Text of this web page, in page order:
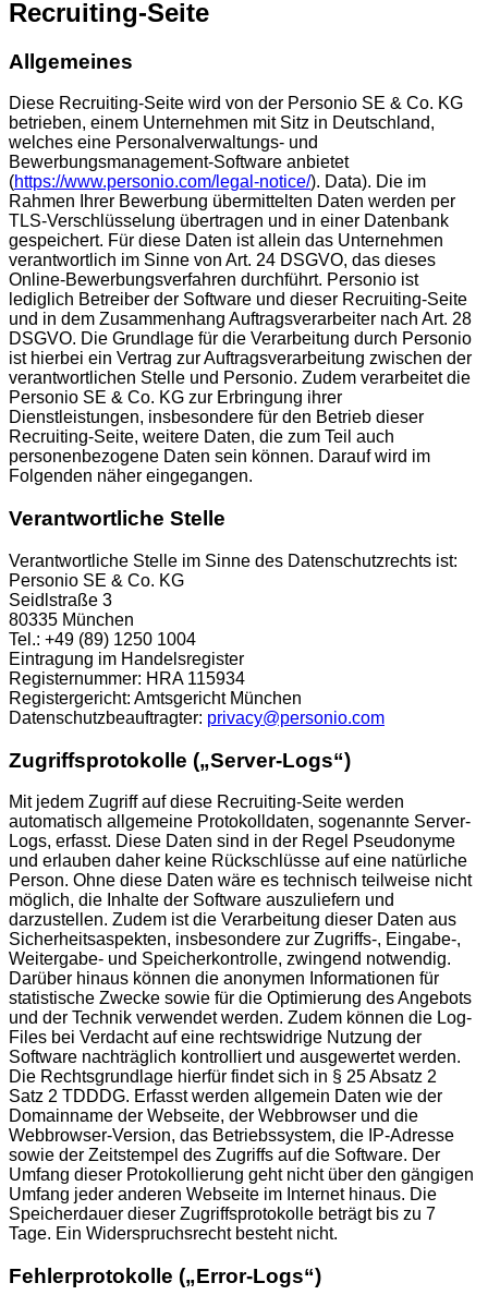
Recruiting-Seite
Allgemeines
Diese Recruiting-Seite wird von der Personio SE & Co. KG
betrieben, einem Unternehmen mit Sitz in Deutschland,
welches eine Personalverwaltungs- und
Bewerbungsmanagement-Software anbietet
(https://www.personio.com/legal-notice/). Data). Die im
Rahmen Ihrer Bewerbung übermittelten Daten werden per
TLS-Verschlüsselung übertragen und in einer Datenbank
gespeichert. Für diese Daten ist allein das Unternehmen
verantwortlich im Sinne von Art. 24 DSGVO, das dieses
Online-Bewerbungsverfahren durchführt. Personio ist
lediglich Betreiber der Software und dieser Recruiting-Seite
und in dem Zusammenhang Auftragsverarbeiter nach Art. 28
DSGVO. Die Grundlage für die Verarbeitung durch Personio
ist hierbei ein Vertrag zur Auftragsverarbeitung zwischen der
verantwortlichen Stelle und Personio. Zudem verarbeitet die
Personio SE & Co. KG zur Erbringung ihrer
Dienstleistungen, insbesondere für den Betrieb dieser
Recruiting-Seite, weitere Daten, die zum Teil auch
personenbezogene Daten sein können. Darauf wird im
Folgenden näher eingegangen.
Verantwortliche Stelle
Verantwortliche Stelle im Sinne des Datenschutzrechts ist:
Personio SE & Co. KG
Seidlstraße 3
80335 München
Tel.: +49 (89) 1250 1004
Eintragung im Handelsregister
Registernummer: HRA 115934
Registergericht: Amtsgericht München
Datenschutzbeauftragter: privacy@personio.com
Zugriffsprotokolle („Server-Logs“)
Mit jedem Zugriff auf diese Recruiting-Seite werden
automatisch allgemeine Protokolldaten, sogenannte Server-
Logs, erfasst. Diese Daten sind in der Regel Pseudonyme
und erlauben daher keine Rückschlüsse auf eine natürliche
Person. Ohne diese Daten wäre es technisch teilweise nicht
möglich, die Inhalte der Software auszuliefern und
darzustellen. Zudem ist die Verarbeitung dieser Daten aus
Sicherheitsaspekten, insbesondere zur Zugriffs-, Eingabe-,
Weitergabe- und Speicherkontrolle, zwingend notwendig.
Darüber hinaus können die anonymen Informationen für
statistische Zwecke sowie für die Optimierung des Angebots
und der Technik verwendet werden. Zudem können die Log-
Files bei Verdacht auf eine rechtswidrige Nutzung der
Software nachträglich kontrolliert und ausgewertet werden.
Die Rechtsgrundlage hierfür findet sich in § 25 Absatz 2
Satz 2 TDDDG. Erfasst werden allgemein Daten wie der
Domainname der Webseite, der Webbrowser und die
Webbrowser-Version, das Betriebssystem, die IP-Adresse
sowie der Zeitstempel des Zugriffs auf die Software. Der
Umfang dieser Protokollierung geht nicht über den gängigen
Umfang jeder anderen Webseite im Internet hinaus. Die
Speicherdauer dieser Zugriffsprotokolle beträgt bis zu 7
Tage. Ein Widerspruchsrecht besteht nicht.
Fehlerprotokolle („Error-Logs“)